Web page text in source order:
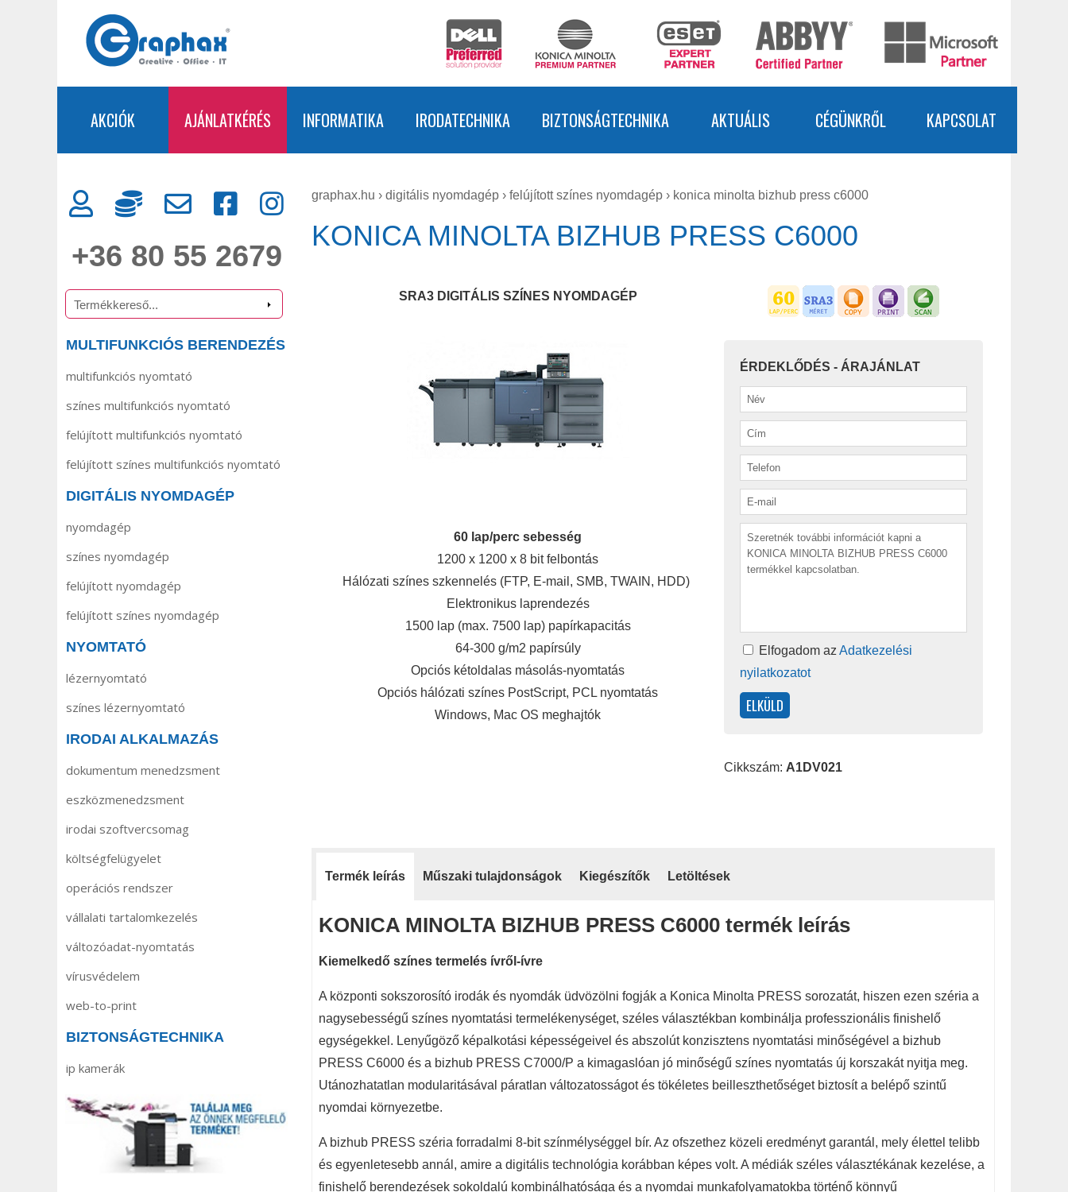
AKCIÓK AJÁNLATKÉRÉS INFORMATIKA IRODATECHNIKA BIZTONSÁGTECHNIKA AKTUÁLIS CÉGÜNKRŐL KAPCSOLAT
+36 80 55 2679
MULTIFUNKCIÓS BERENDEZÉS
multifunkciós nyomtató
színes multifunkciós nyomtató
felújított multifunkciós nyomtató
felújított színes multifunkciós nyomtató
DIGITÁLIS NYOMDAGÉP
nyomdagép
színes nyomdagép
felújított nyomdagép
felújított színes nyomdagép
NYOMTATÓ
lézernyomtató
színes lézernyomtató
IRODAI ALKALMAZÁS
dokumentum menedzsment
eszközmenedzsment
irodai szoftvercsomag
költségfelügyelet
operációs rendszer
vállalati tartalomkezelés
változóadat-nyomtatás
vírusvédelem
web-to-print
BIZTONSÁGTECHNIKA
ip kamerák
graphax.hu › digitális nyomdagép › felújított színes nyomdagép › konica minolta bizhub press c6000
KONICA MINOLTA BIZHUB PRESS C6000
SRA3 DIGITÁLIS SZÍNES NYOMDAGÉP
60 lap/perc sebesség
1200 x 1200 x 8 bit felbontás
Hálózati színes szkennelés (FTP, E-mail, SMB, TWAIN, HDD)
Elektronikus laprendezés
1500 lap (max. 7500 lap) papírkapacitás
64-300 g/m2 papírsúly
Opciós kétoldalas másolás-nyomtatás
Opciós hálózati színes PostScript, PCL nyomtatás
Windows, Mac OS meghajtók
ÉRDEKLŐDÉS - ÁRAJÁNLAT
Elfogadom az Adatkezelési
nyilatkozatot
Cikkszám: A1DV021
Termék leírás Műszaki tulajdonságok Kiegészítők Letöltések
KONICA MINOLTA BIZHUB PRESS C6000 termék leírás
Kiemelkedő színes termelés ívről-ívre
A központi sokszorosító irodák és nyomdák üdvözölni fogják a Konica Minolta PRESS sorozatát, hiszen ezen széria a
nagysebességű színes nyomtatási termelékenységet, széles választékban kombinálja professzionális finishelő
egységekkel. Lenyűgöző képalkotási képességeivel és abszolút konzisztens nyomtatási minőségével a bizhub
PRESS C6000 és a bizhub PRESS C7000/P a kimagaslóan jó minőségű színes nyomtatás új korszakát nyitja meg.
Utánozhatatlan modularitásával páratlan változatosságot és tökéletes beilleszthetőséget biztosít a belépő szintű
nyomdai környezetbe.
A bizhub PRESS széria forradalmi 8-bit színmélységgel bír. Az ofszethez közeli eredményt garantál, mely élettel telibb
és egyenletesebb annál, amire a digitális technológia korábban képes volt. A médiák széles választékának kezelése, a
finishelő berendezések sokoldalú kombinálhatósága és a nyomdai munkafolyamatokba történő könnyű